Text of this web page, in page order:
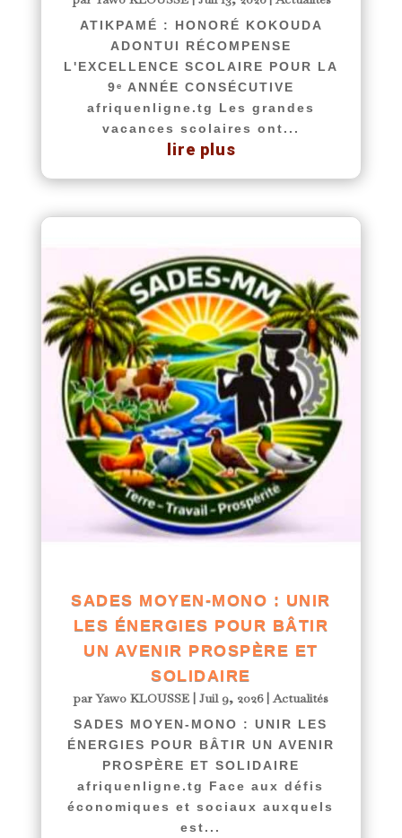
ATIKPAMÉ : HONORÉ KOKOUDA
ADONTUI RÉCOMPENSE
L'EXCELLENCE SCOLAIRE POUR LA
9ᵉ ANNÉE CONSÉCUTIVE
afriquenligne.tg Les grandes
vacances scolaires ont...
lire plus
SADES MOYEN-MONO : UNIR
LES ÉNERGIES POUR BÂTIR
UN AVENIR PROSPÈRE ET
SOLIDAIRE
parYawo KLOUSSE |Juil 9, 2026|Actualités
SADES MOYEN-MONO : UNIR LES
ÉNERGIES POUR BÂTIR UN AVENIR
PROSPÈRE ET SOLIDAIRE
afriquenligne.tg Face aux défis
économiques et sociaux auxquels
est...